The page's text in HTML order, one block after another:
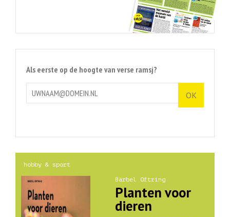
Als eerste op de hoogte van verse ramsj?
hobby & sport
Bärbel Oftring
Planten voor
dieren